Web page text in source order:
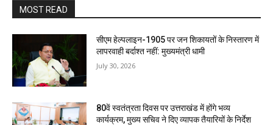
MOST READ
सीएम हेल्पलाइन-1905 पर जन शिकायतों के निस्तारण में
लापरवाही बर्दाश्त नहीं: मुख्यमंत्री धामी
July 30, 2026
80वें स्वतंत्रता दिवस पर उत्तराखंड में होंगे भव्य
कार्यक्रम, मुख्य सचिव ने दिए व्यापक तैयारियों के निर्देश